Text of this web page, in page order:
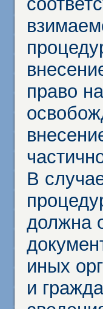
право
В
должна
иных
и